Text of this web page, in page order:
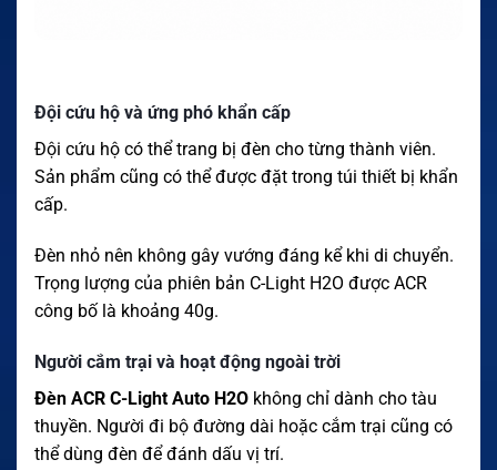
Đội cứu hộ và ứng phó khẩn cấp
Đội cứu hộ có thể trang bị đèn cho từng thành viên.
Sản phẩm cũng có thể được đặt trong túi thiết bị khẩn
cấp.
Đèn nhỏ nên không gây vướng đáng kể khi di chuyển.
Trọng lượng của phiên bản C-Light H2O được ACR
công bố là khoảng 40g.
Người cắm trại và hoạt động ngoài trời
Đèn ACR C-Light Auto H2O không chỉ dành cho tàu
thuyền. Người đi bộ đường dài hoặc cắm trại cũng có
thể dùng đèn để đánh dấu vị trí.